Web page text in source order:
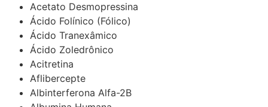
Acetato Desmopressina
Ácido Folínico (Fólico)
Ácido Tranexâmico
Ácido Zoledrônico
Acitretina
Aflibercepte
Albinterferona Alfa-2B